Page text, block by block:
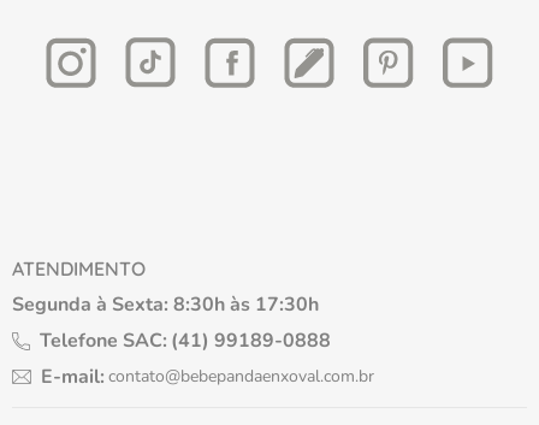
ATENDIMENTO
Segunda à Sexta: 8:30h às 17:30h
Telefone SAC: (41) 99189-0888
E-mail: contato@bebepandaenxoval.com.br